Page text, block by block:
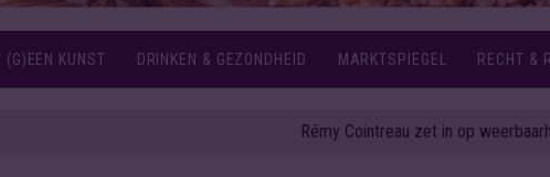
(G)EEN KUNST DRINKEN & GEZONDHEID MARKTSPIEGEL RECHT &
Rémy Cointreau zet in op weerbaarheid en